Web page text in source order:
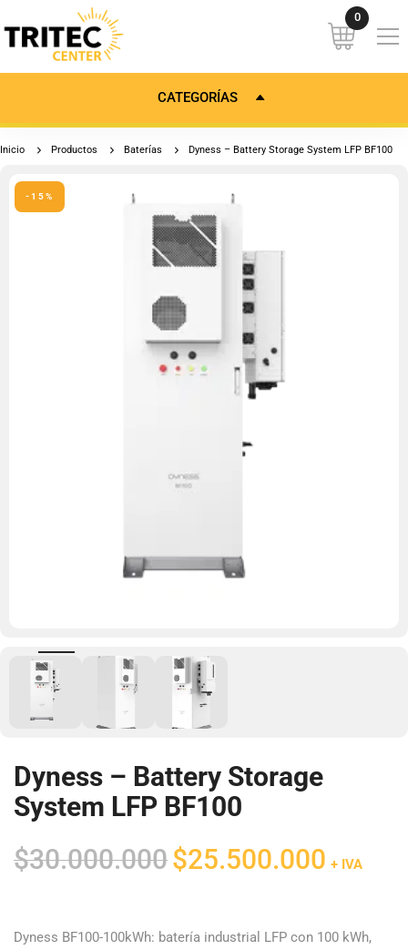
CATEGORÍAS
Inicio Productos Baterías Dyness – Battery Storage System LFP BF100
-15%
Dyness – Battery Storage
System LFP BF100
$30.000.000 El
precio
era:
$25.500.000
es:
+ IVA
Dyness BF100-100kWh: batería industrial LFP con 100 kWh,